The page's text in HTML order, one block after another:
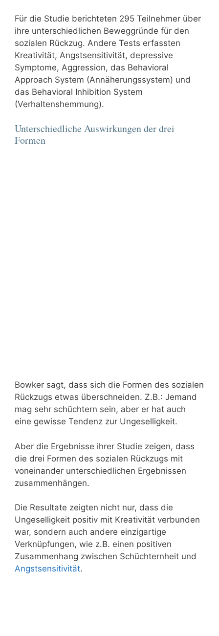
Für die Studie berichteten 295 Teilnehmer über
ihre unterschiedlichen Beweggründe für den
sozialen Rückzug. Andere Tests erfassten
Kreativität, Angstsensitivität, depressive
Symptome, Aggression, das Behavioral
Approach System (Annäherungssystem) und
das Behavioral Inhibition System
(Verhaltenshemmung).
Unterschiedliche Auswirkungen der drei
Formen
Bowker sagt, dass sich die Formen des sozialen
Rückzugs etwas überschneiden. Z.B.: Jemand
mag sehr schüchtern sein, aber er hat auch
eine gewisse Tendenz zur Ungeselligkeit.
Aber die Ergebnisse ihrer Studie zeigen, dass
die drei Formen des sozialen Rückzugs mit
voneinander unterschiedlichen Ergebnissen
zusammenhängen.
Die Resultate zeigten nicht nur, dass die
Ungeselligkeit positiv mit Kreativität verbunden
war, sondern auch andere einzigartige
Verknüpfungen, wie z.B. einen positiven
Zusammenhang zwischen Schüchternheit und
Angstsensitivität.